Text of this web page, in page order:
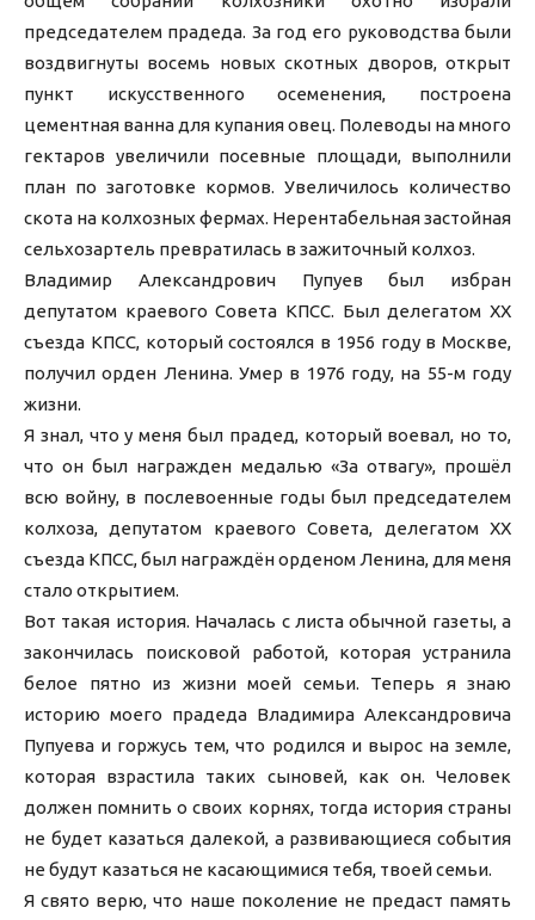
председателем прадеда. За год его руководства были
воздвигнуты восемь новых скотных дворов, открыт
пункт искусственного осеменения, построена
цементная ванна для купания овец. Полеводы на много
гектаров увеличили посевные площади, выполнили
план по заготовке кормов. Увеличилось количество
скота на колхозных фермах. Нерентабельная застойная
сельхозартель превратилась в зажиточный колхоз.
Владимир Александрович Пупуев был избран
депутатом краевого Совета КПСС. Был делегатом XX
съезда КПСС, который состоялся в 1956 году в Москве,
получил орден Ленина. Умер в 1976 году, на 55-м году
жизни.
Я знал, что у меня был прадед, который воевал, но то,
что он был награжден медалью «За отвагу», прошёл
всю войну, в послевоенные годы был председателем
колхоза, депутатом краевого Совета, делегатом XX
съезда КПСС, был награждён орденом Ленина, для меня
стало открытием.
Вот такая история. Началась с листа обычной газеты, а
закончилась поисковой работой, которая устранила
белое пятно из жизни моей семьи. Теперь я знаю
историю моего прадеда Владимира Александровича
Пупуева и горжусь тем, что родился и вырос на земле,
которая взрастила таких сыновей, как он. Человек
должен помнить о своих корнях, тогда история страны
не будет казаться далекой, а развивающиеся события
не будут казаться не касающимися тебя, твоей семьи.
Я свято верю, что наше поколение не предаст память